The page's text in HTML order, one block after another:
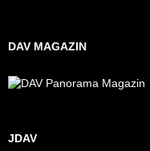
DAV MAGAZIN
JDAV